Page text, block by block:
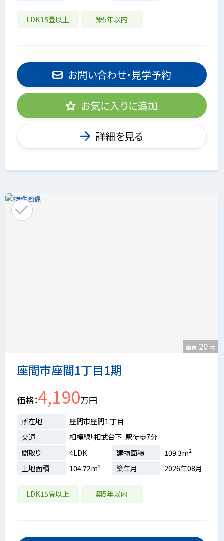
LDK15畳以上 築5年以内
お問い合わせ・見学予約
お気に入りに追加
詳細を見る
座間市座間1丁目1期
画像 20 枚
価格 4,190万円
所在地
座間市座間１丁目
交通
相模線「相武台下」駅徒歩7分
間取り
4LDK 建物面積
109.3m²
土地面積
104.72m² 築年月 2026年08月
LDK15畳以上 築5年以内